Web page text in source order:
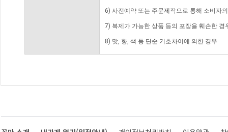
6) 사전예약 또는 주문제작으로 통해 소비자
7) 복제가 가능한 상품 등의 포장을 훼손한 경
8) 맛, 향, 색 등 단순 기호차이에 의한 경우